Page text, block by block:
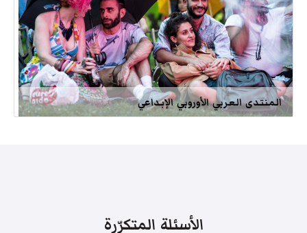
المنتدى العربي الأوروبي الإبداعي
الأسئلة المتكرّرة